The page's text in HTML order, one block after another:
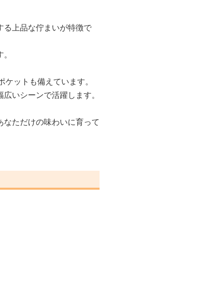
る上品な佇まいが特徴で
ットも備えています。
いシーンで活躍します。
ただけの味わいに育って